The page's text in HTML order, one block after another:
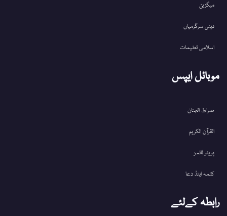
میگزین
دینی سرگرمیاں
اسلامی تعلیمات
موبائل ایپس
صراط الجنان
القرآن الکریم
پریئر ٹائمز
کلمہ اینڈ دعا
رابطہ کےلئے